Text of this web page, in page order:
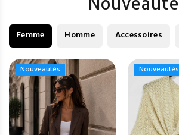
Femme Homme Accessoires
Nouveautés
Nouveautés Nouveautés
Nouveautés